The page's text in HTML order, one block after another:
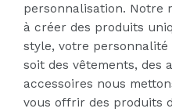
personnalisation. Notre
à créer des produits
style, votre personnalité
soit des vêtements, des
accessoires nous
vous offrir des produits